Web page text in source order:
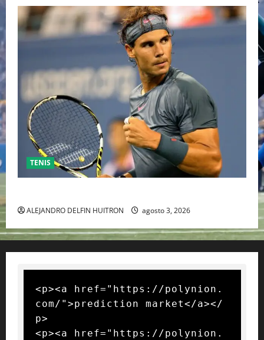
TENIS
ALEJANDRO DELFIN HUITRON agosto 3, 2026
<p><a href="https://polynion.
com/">prediction market</a></
p>
<p><a href="https://polynion.